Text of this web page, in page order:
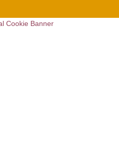
Cookie Banner